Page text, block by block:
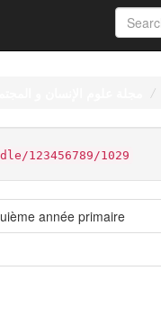
123456789/1029
année primaire